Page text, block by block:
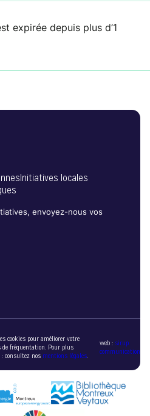
expirée depuis plus d’1
Initiatives locales
envoyez-nous vos
cookies pour améliorer votre
de fréquentation. Pour plus
consultez nos mentions légales.
web : sirup
communication